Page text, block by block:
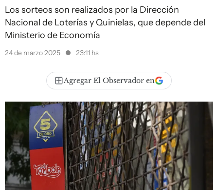
Los sorteos son realizados por la Dirección
Nacional de Loterías y Quinielas, que depende del
Ministerio de Economía
24 de marzo 2025 23:11 hs
Agregar El Observador en